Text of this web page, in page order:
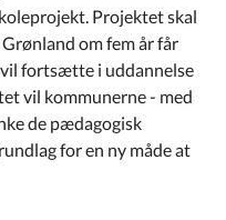
Projektet skal
om fem år får
vil fortsætte i uddannelse
vil kommunerne - med
de pædagogisk
for en ny måde at